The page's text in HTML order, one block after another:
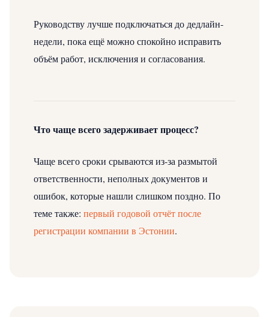
Руководству лучше подключаться до дедлайн-
недели, пока ещё можно спокойно исправить
объём работ, исключения и согласования.
Что чаще всего задерживает процесс?
Чаще всего сроки срываются из-за размытой
ответственности, неполных документов и
ошибок, которые нашли слишком поздно. По
теме также: первый годовой отчёт после
регистрации компании в Эстонии.